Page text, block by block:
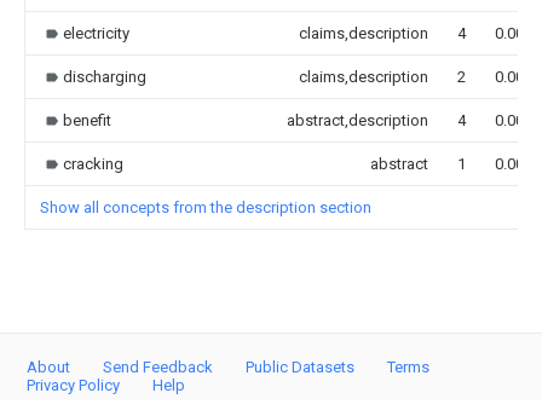
electricity claims,description 4 0.000
discharging claims,description 2 0.000
benefit abstract,description 4 0.000
cracking abstract 1 0.000
Show all concepts from the description section
About Send Feedback Public Datasets
Terms
Privacy Policy
Help